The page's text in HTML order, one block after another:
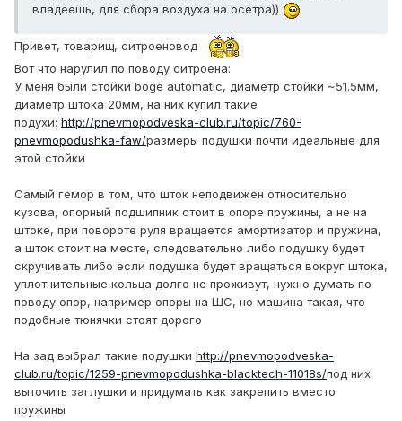
владеешь, для сбора воздуха на осетра))
Привет, товарищ, ситроеновод
Вот что нарулил по поводу ситроена:
У меня были стойки boge automatic, диаметр стойки ~51.5мм,
диаметр штока 20мм, на них купил такие
подухи: http://pnevmopodveska-club.ru/topic/760-
pnevmopodushka-faw/размеры подушки почти идеальные для
этой стойки
Самый гемор в том, что шток неподвижен относительно
кузова, опорный подшипник стоит в опоре пружины, а не на
штоке, при повороте руля вращается амортизатор и пружина,
а шток стоит на месте, следовательно либо подушку будет
скручивать либо если подушка будет вращаться вокруг штока,
уплотнительные кольца долго не проживут, нужно думать по
поводу опор, например опоры на ШС, но машина такая, что
подобные тюнячки стоят дорого
На зад выбрал такие подушки http://pnevmopodveska-
club.ru/topic/1259-pnevmopodushka-blacktech-11018s/под них
выточить заглушки и придумать как закрепить вместо
пружины